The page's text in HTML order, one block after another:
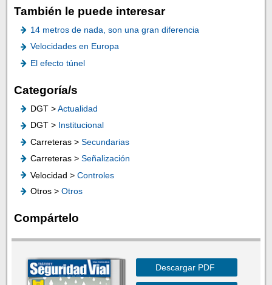
También le puede interesar
14 metros de nada, son una gran diferencia
Velocidades en Europa
El efecto túnel
Categoría/s
DGT >Actualidad
DGT > Institucional
Carreteras > Secundarias
Carreteras > Señalización
Velocidad > Controles
Otros > Otros
Compártelo
Descargar PDF